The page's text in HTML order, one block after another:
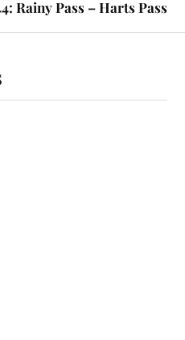
Rainy Pass – Harts Pass